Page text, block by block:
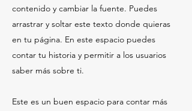
contenido y cambiar la fuente. Puedes
arrastrar y soltar este texto donde quieras
en tu página. En este espacio puedes
contar tu historia y permitir a los usuarios
saber más sobre ti.
Este es un buen espacio para contar más